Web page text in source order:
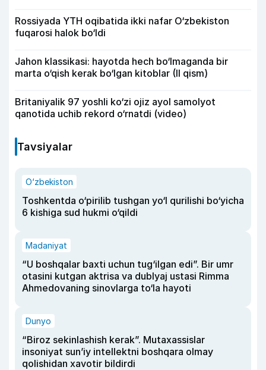
Rossiyada YTH oqibatida ikki nafar O‘zbekiston
fuqarosi halok bo‘ldi
Jahon klassikasi: hayotda hech bo‘lmaganda bir
marta o‘qish kerak bo‘lgan kitoblar (II qism)
Britaniyalik 97 yoshli ko‘zi ojiz ayol samolyot
qanotida uchib rekord o‘rnatdi (video)
Tavsiyalar
O‘zbekiston
Toshkentda o‘pirilib tushgan yo‘l qurilishi bo‘yicha
6 kishiga sud hukmi o‘qildi
Madaniyat
“U boshqalar baxti uchun tug‘ilgan edi”. Bir umr
otasini kutgan aktrisa va dublyaj ustasi Rimma
Ahmedovaning sinovlarga to‘la hayoti
Dunyo
“Biroz sekinlashish kerak”. Mutaxassislar
insoniyat sun’iy intellektni boshqara olmay
qolishidan xavotir bildirdi